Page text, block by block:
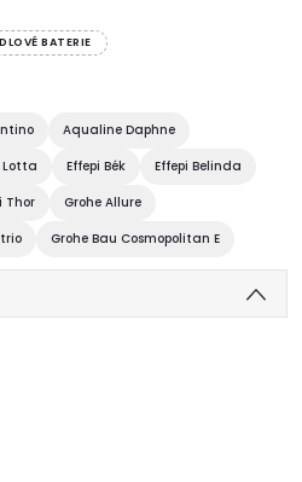
BATERIE
Aqualine Daphne
Effepi Bék
Effepi Belinda
Thor
Grohe Allure
Grohe Bau Cosmopolitan E